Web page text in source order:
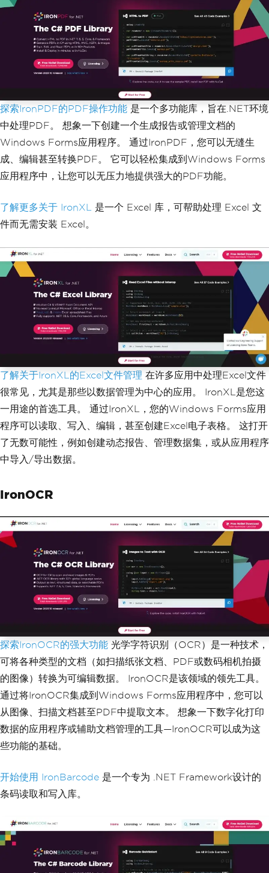
探索IronPDF的PDF操作功能 是一个多功能库，旨在.NET环境
中处理PDF。 想象一下创建一个生成报告或管理文档的
Windows Forms应用程序。 通过IronPDF，您可以无缝生
成、编辑甚至转换PDF。 它可以轻松集成到Windows Forms
应用程序中，让您可以无压力地提供强大的PDF功能。
了解更多关于 IronXL
是一个 Excel 库，可帮助处理 Excel 文
件而无需安装 Excel。
了解关于IronXL的Excel文件管理 在许多应用中处理Excel文件
很常见，尤其是那些以数据管理为中心的应用。 IronXL是您这
一用途的首选工具。 通过IronXL，您的Windows Forms应用
程序可以读取、写入、编辑，甚至创建Excel电子表格。 这打开
了无数可能性，例如创建动态报告、管理数据集，或从应用程序
中导入/导出数据。
IronOCR
探索IronOCR的强大功能 光学字符识别（OCR）是一种技术，
可将各种类型的文档（如扫描纸张文档、PDF或数码相机拍摄
的图像）转换为可编辑数据。 IronOCR是该领域的领先工具。
通过将IronOCR集成到Windows Forms应用程序中，您可以
从图像、扫描文档甚至PDF中提取文本。 想象一下数字化打印
数据的应用程序或辅助文档管理的工具—IronOCR可以成为这
些功能的基础。
开始使用 IronBarcode 是一个专为 .NET Framework设计的
条码读取和写入库。